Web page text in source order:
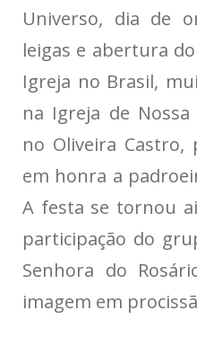
Universo, dia de
leigas e abertura
Igreja no Brasil,
na Igreja de Nossa
no Oliveira
em honra a
A festa se tornou
participação do
Senhora do
imagem em